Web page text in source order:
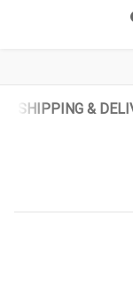
SHIPPING &